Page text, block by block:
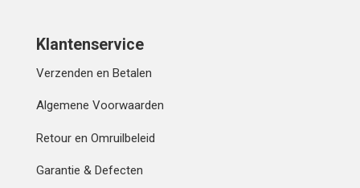
Klantenservice
Verzenden en Betalen
Algemene Voorwaarden
Retour en Omruilbeleid
Garantie & Defecten